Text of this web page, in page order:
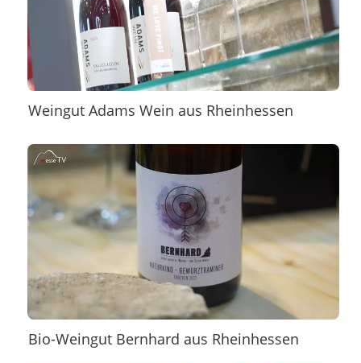
Weingut Adams Wein aus Rheinhessen
Bio-Weingut Bernhard aus Rheinhessen